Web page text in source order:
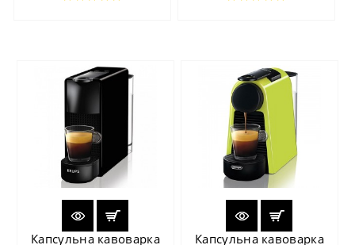
Капсульна кавоварка
Капсульна кавоварка